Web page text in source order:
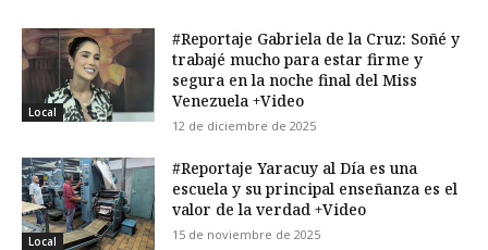
Local
#Reportaje Gabriela de la Cruz: Soñé y
trabajé mucho para estar firme y
segura en la noche final del Miss
Venezuela +Video
12 de diciembre de 2025
Local
#Reportaje Yaracuy al Día es una
escuela y su principal enseñanza es el
valor de la verdad +Video
15 de noviembre de 2025